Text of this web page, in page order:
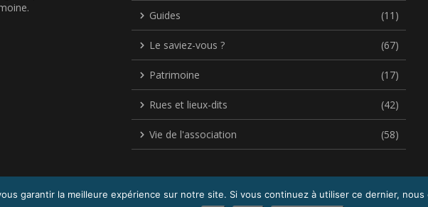
Guides (11)
Le saviez-vous ? (67)
Patrimoine (17)
Rues et lieux-dits (42)
Vie de l'association (58)
garantir la meilleure expérience sur notre site. Si vous continuez à utiliser ce dernier,